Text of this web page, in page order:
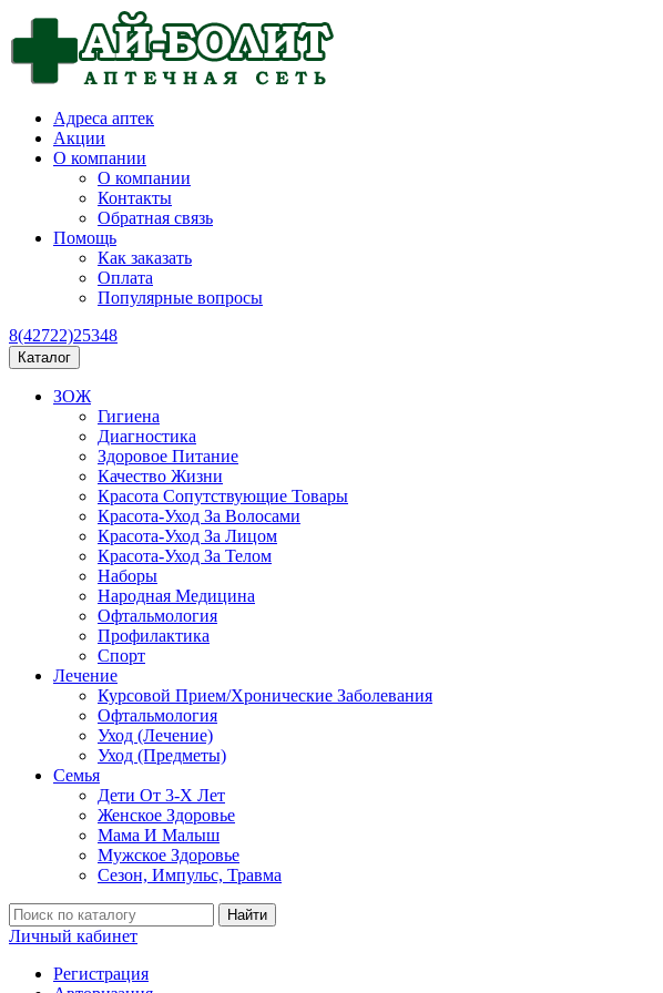
Адреса аптек
Акции
О компании
О компании
Контакты
Обратная связь
Помощь
Как заказать
Оплата
Популярные вопросы
8(42722)25348
Каталог
ЗОЖ
Гигиена
Диагностика
Здоровое Питание
Качество Жизни
Красота Сопутствующие Товары
Красота-Уход За Волосами
Красота-Уход За Лицом
Красота-Уход За Телом
Наборы
Народная Медицина
Офтальмология
Профилактика
Спорт
Лечение
Курсовой Прием/Хронические Заболевания
Офтальмология
Уход (Лечение)
Уход (Предметы)
Семья
Дети От 3-Х Лет
Женское Здоровье
Мама И Малыш
Мужское Здоровье
Сезон, Импульс, Травма
Найти
Личный кабинет
Регистрация